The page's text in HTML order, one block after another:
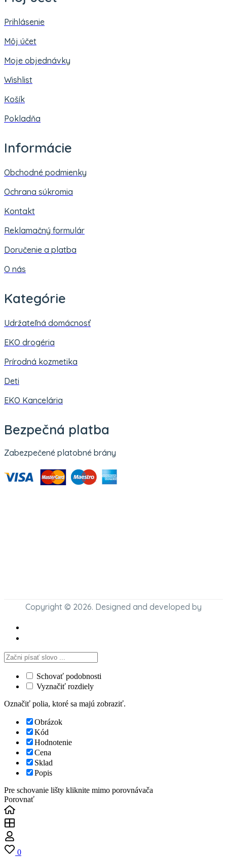
Prihlásenie
Môj účet
Moje objednávky
Wishlist
Košík
Pokladňa
Informácie
Obchodné podmienky
Ochrana súkromia
Kontakt
Reklamačný formulár
Doručenie a platba
O nás
Kategórie
Udržateľná domácnosť
EKO drogéria
Prírodná kozmetika
Deti
EKO Kancelária
Bezpečná platba
Zabezpečené platobné brány
Copyright © 2026. Designed and developed by
Schovať podobnosti
Vyznačiť rozdiely
Označiť polia, ktoré sa majú zobraziť.
Obrázok
Kód
Hodnotenie
Cena
Sklad
Popis
Pre schovanie lišty kliknite mimo porovnávača
Porovnať
0